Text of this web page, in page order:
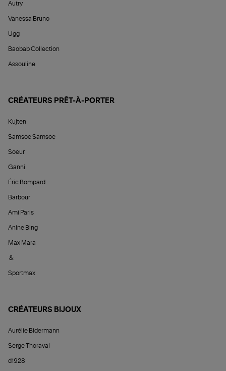
Autry
Vanessa Bruno
Ugg
Baobab Collection
Assouline
CRÉATEURS PRÊT-À-PORTER
Kujten
Samsoe Samsoe
Soeur
Ganni
Éric Bompard
Barbour
Ami Paris
Anine Bing
Max Mara
&
Sportmax
CRÉATEURS BIJOUX
Aurélie Bidermann
Serge Thoraval
d1928